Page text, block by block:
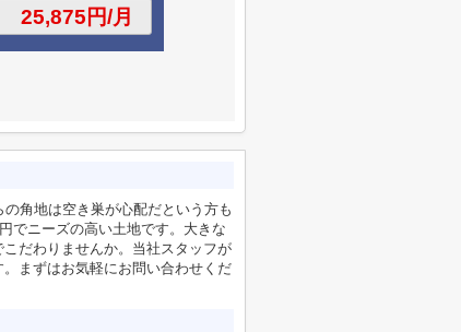
角地は空き巣が心配だという方も
でニーズの高い土地です。大きな
だわりませんか。当社スタッフが
まずはお気軽にお問い合わせくだ